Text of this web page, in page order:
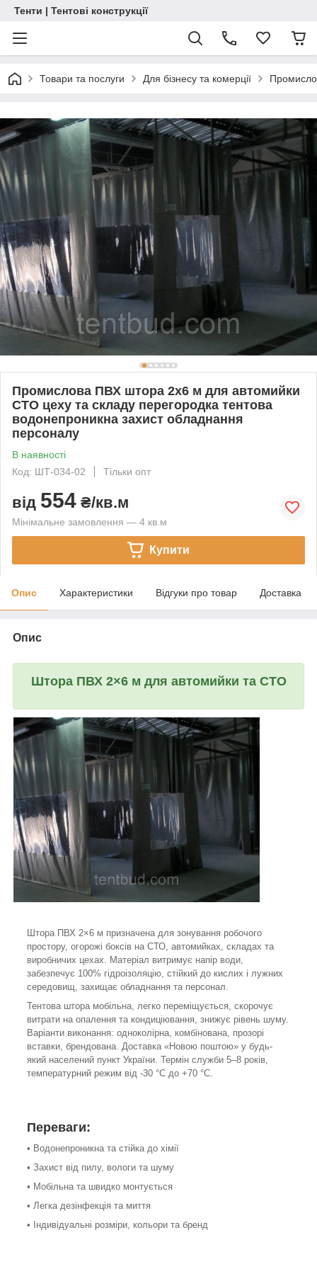
Тенти | Тентові конструкції
Товари та послуги Для бізнесу та комерції
Промислова ПВХ штора 2х6 м для автомийки
СТО цеху та складу перегородка тентова
водонепроникна захист обладнання
персоналу
В наявності
Код: ШТ-034-02
Тільки опт
від 554 ₴/кв.м
Мінімальне замовлення — 4 кв.м
Купити
Опис Характеристики Відгуки про товар Доставка
Опис
Штора ПВХ 2×6 м для автомийки та СТО
Штора ПВХ 2×6 м призначена для зонування робочого
простору, огорожі боксів на СТО, автомийках, складах та
виробничих цехах. Матеріал витримує напір води,
забезпечує 100% гідроізоляцію, стійкий до кислих і лужних
середовищ, захищає обладнання та персонал.
Тентова штора мобільна, легко переміщується, скорочує
витрати на опалення та кондиціювання, знижує рівень шуму.
Варіанти виконання: одноколірна, комбінована, прозорі
вставки, брендована. Доставка «Новою поштою» у будь-
який населений пункт України. Термін служби 5–8 років,
температурний режим від -30 °C до +70 °C.
Переваги:
• Водонепроникна та стійка до хімії
• Захист від пилу, вологи та шуму
• Мобільна та швидко монтується
• Легка дезінфекція та миття
• Індивідуальні розміри, кольори та бренд